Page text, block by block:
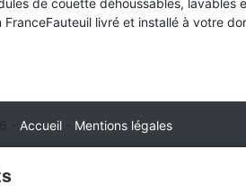
de couette déhoussables,
livré et installé à votre
- Accueil Mentions légales